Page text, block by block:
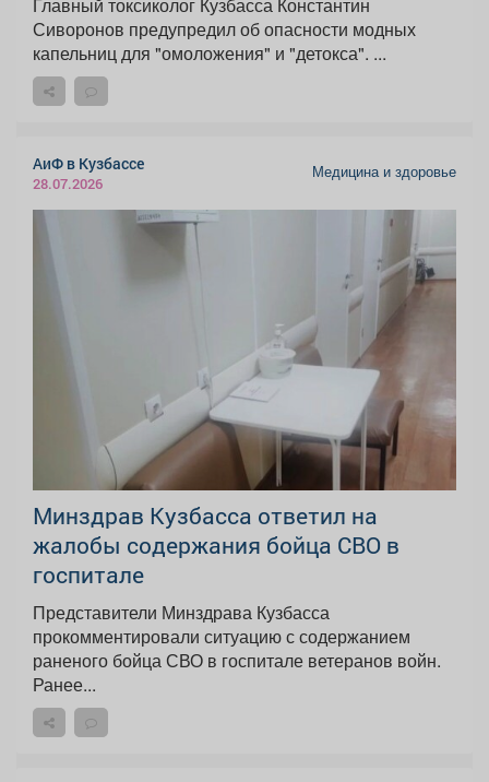
Сиворонов предупредил об опасности модных
капельниц для "омоложения" и "детокса". ...
АиФ в Кузбассе
28.07.2026
Медицина и здоровье
Минздрав Кузбасса ответил на
жалобы содержания бойца СВО в
госпитале
Представители Минздрава Кузбасса
прокомментировали ситуацию с содержанием
раненого бойца СВО в госпитале ветеранов войн.
Ранее...